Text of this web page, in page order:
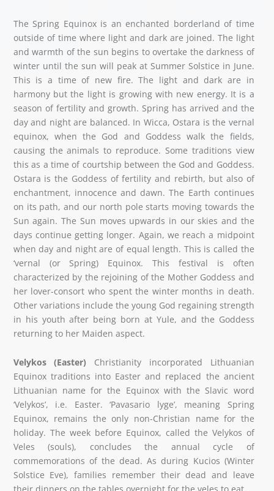
The Spring Equinox is an enchanted borderland of time
outside of time where light and dark are joined. The light
and warmth of the sun begins to overtake the darkness of
winter until the sun will peak at Summer Solstice in June.
This is a time of new fire. The light and dark are in
harmony but the light is growing with new energy. It is a
season of fertility and growth. Spring has arrived and the
day and night are balanced. In Wicca, Ostara is the vernal
equinox, when the God and Goddess walk the fields,
causing the animals to reproduce. Some traditions view
this as a time of courtship between the God and Goddess.
Ostara is the Goddess of fertility and rebirth, but also of
enchantment, innocence and dawn. The Earth continues
on its path, and our north pole starts moving towards the
Sun again. The Sun moves upwards in our skies and the
days continue getting longer. Again, we reach a midpoint
when day and night are of equal length. This is called the
‘vernal (or Spring) Equinox. This festival is often
characterized by the rejoining of the Mother Goddess and
her lover-consort who spent the winter months in death.
Other variations include the young God regaining strength
in his youth after being born at Yule, and the Goddess
returning to her Maiden aspect.
Velykos (Easter) Christianity incorporated Lithuanian
Equinox traditions into Easter and replaced the ancient
Lithuanian name for the Equinox with the Slavic word
‘Velykos’, i.e. Easter. ‘Pavasario lyge’, meaning Spring
Equinox, remains the only non-Christian name for the
holiday. The week before Equinox, called the Velykos of
Veles (souls), concludes the annual cycle of
commemorations of the dead. As during Kucios (Winter
Solstice Eve), families remember their dead and leave